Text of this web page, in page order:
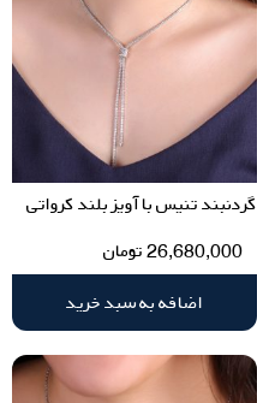
گردنبند تنیس با آویز بلند کرواتی
26,680,000تومان
اضافه به سبد خرید